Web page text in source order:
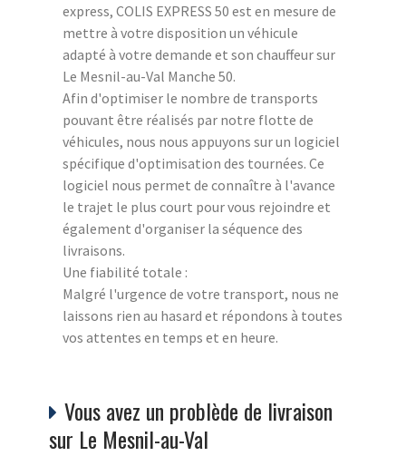
express, COLIS EXPRESS 50 est en mesure de
mettre à votre disposition un véhicule
adapté à votre demande et son chauffeur sur
Le Mesnil-au-Val Manche 50.
Afin d'optimiser le nombre de transports
pouvant être réalisés par notre flotte de
véhicules, nous nous appuyons sur un logiciel
spécifique d'optimisation des tournées. Ce
logiciel nous permet de connaître à l'avance
le trajet le plus court pour vous rejoindre et
également d'organiser la séquence des
livraisons.
Une fiabilité totale :
Malgré l'urgence de votre transport, nous ne
laissons rien au hasard et répondons à toutes
vos attentes en temps et en heure.
Vous avez un problède de livraison
sur Le Mesnil-au-Val